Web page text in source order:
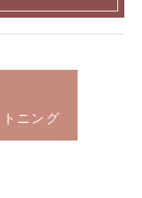
ニング